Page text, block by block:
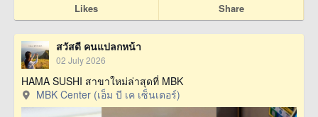
Likes Share
สวัสดี คนแปลกหน้า
02 July 2026
HAMA SUSHI สาขาใหม่ล่าสุดที่ MBK
MBK Center (เอ็ม บี เค เซ็นเตอร์)